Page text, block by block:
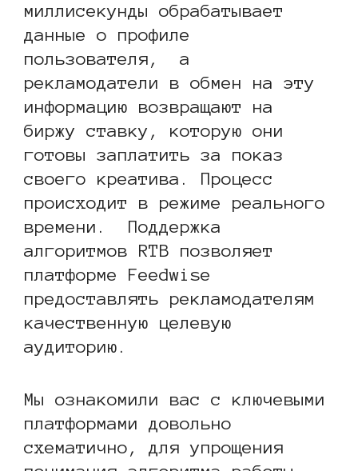
миллисекунды обрабатывает
данные о профиле
пользователя, а
рекламодатели в обмен на эту
информацию возвращают на
биржу ставку, которую они
готовы заплатить за показ
своего креатива. Процесс
происходит в режиме реального
времени. Поддержка
алгоритмов RTB позволяет
платформе Feedwise
предоставлять рекламодателям
качественную целевую
аудиторию.
Мы ознакомили вас с ключевыми
платформами довольно
схематично, для упрощения